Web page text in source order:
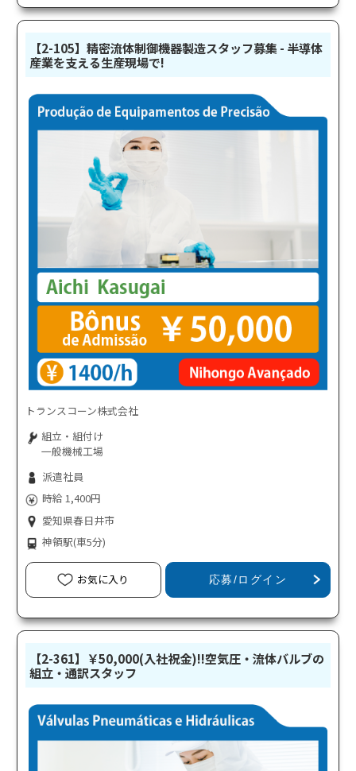
【2-105】精密流体制御機器製造スタッフ募集 - 半導体
産業を支える生産現場で!
トランスコーン株式会社
組立・組付け
一般機械工場
派遣社員
時給 1,400円
愛知県春日井市
神領駅(車5分)
お気に入り 応募/ログイン
【2-361】￥50,000(入社祝金)!!空気圧・流体バルブの
組立・通訳スタッフ